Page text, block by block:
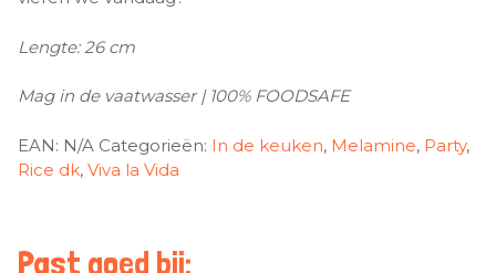
Lengte: 26 cm
Mag in de vaatwasser | 100% FOODSAFE
EAN: N/A Categorieën: In de keuken, Melamine, Party,
Rice dk, Viva la Vida
Past goed bij: